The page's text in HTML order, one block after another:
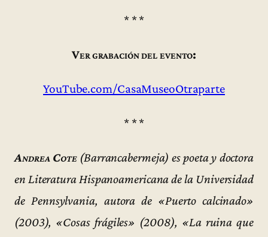
* * *
Ver grabación del evento:
YouTube.com/CasaMuseoOtraparte
* * *
Andrea Cote(Barrancabermeja) es poeta y doctora
en Literatura Hispanoamericana de la Universidad
de Pennsylvania, autora de «Puerto calcinado»
(2003), «Cosas frágiles» (2008), «La ruina que